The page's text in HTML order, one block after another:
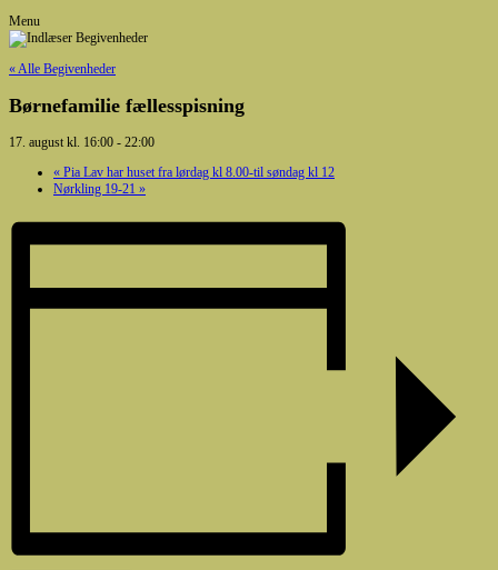
Menu
« Alle Begivenheder
Børnefamilie fællesspisning
17. august kl. 16:00 - 22:00
« Pia Lav har huset fra lørdag kl 8.00-til søndag kl 12
Nørkling 19-21 »